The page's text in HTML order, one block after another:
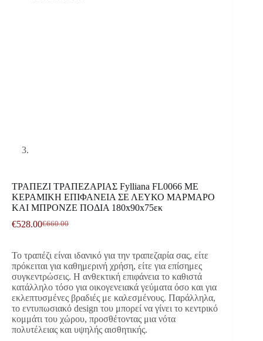
ΤΡΑΠΕΖΙ ΤΡΑΠΕΖΑΡΙΑΣ Fylliana FL0066 ΜΕ
ΚΕΡΑΜΙΚΗ ΕΠΙΦΑΝΕΙΑ ΣΕ ΛΕΥΚΟ ΜΑΡΜΑΡΟ
ΚΑΙ ΜΠΡΟΝΖΕ ΠΟΔΙΑ 180x90x75εκ
€660.00
Original
was:
€660.00.
€528.00Η
τιμή
είναι:
€528.00.
Το τραπέζι είναι ιδανικό για την τραπεζαρία σας, είτε
πρόκειται για καθημερινή χρήση, είτε για επίσημες
συγκεντρώσεις. Η ανθεκτική επιφάνεια το καθιστά
κατάλληλο τόσο για οικογενειακά γεύματα όσο και για
εκλεπτυσμένες βραδιές με καλεσμένους. Παράλληλα,
το εντυπωσιακό design του μπορεί να γίνει το κεντρικό
κομμάτι του χώρου, προσθέτοντας μια νότα
πολυτέλειας και υψηλής αισθητικής.